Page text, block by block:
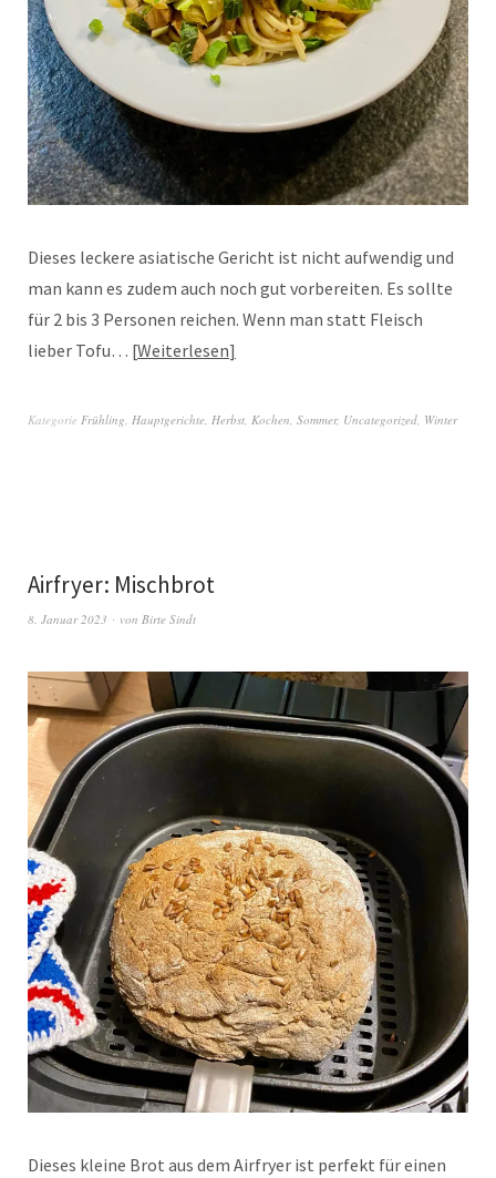
Dieses leckere asiatische Gericht ist nicht aufwendig und
man kann es zudem auch noch gut vorbereiten. Es sollte
für 2 bis 3 Personen reichen. Wenn man statt Fleisch
lieber Tofu… Weiterlesen
Kategorie Frühling, Hauptgerichte, Herbst, Kochen, Sommer, Uncategorized, Winter
Airfryer: Mischbrot
8. Januar 2023 von Birte Sindt
Dieses kleine Brot aus dem Airfryer ist perfekt für einen